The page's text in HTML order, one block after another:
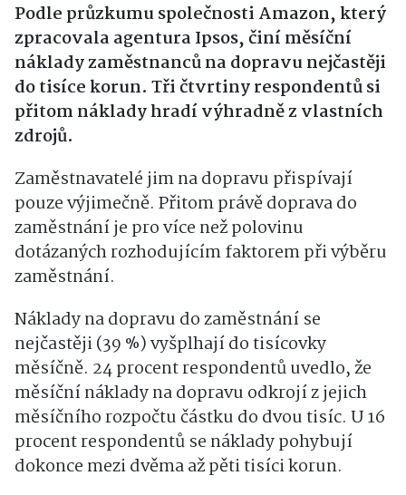
Podle průzkumu společnosti Amazon, který
zpracovala agentura Ipsos, činí měsíční
náklady zaměstnanců na dopravu nejčastěji
do tisíce korun. Tři čtvrtiny respondentů si
přitom náklady hradí výhradně z vlastních
zdrojů.
Zaměstnavatelé jim na dopravu přispívají
pouze výjimečně. Přitom právě doprava do
zaměstnání je pro více než polovinu
dotázaných rozhodujícím faktorem při výběru
zaměstnání.
Náklady na dopravu do zaměstnání se
nejčastěji (39 %) vyšplhají do tisícovky
měsíčně. 24 procent respondentů uvedlo, že
měsíční náklady na dopravu odkrojí z jejich
měsíčního rozpočtu částku do dvou tisíc. U 16
procent respondentů se náklady pohybují
dokonce mezi dvěma až pěti tisíci korun.